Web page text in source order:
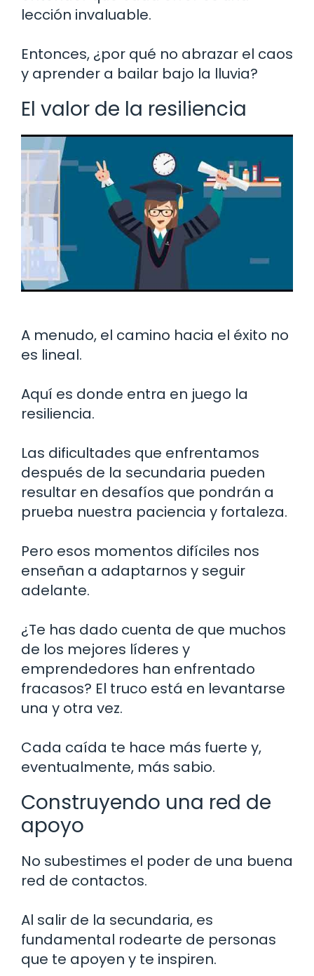
lección invaluable.
Entonces, ¿por qué no abrazar el caos
y aprender a bailar bajo la lluvia?
El valor de la resiliencia
A menudo, el camino hacia el éxito no
es lineal.
Aquí es donde entra en juego la
resiliencia.
Las dificultades que enfrentamos
después de la secundaria pueden
resultar en desafíos que pondrán a
prueba nuestra paciencia y fortaleza.
Pero esos momentos difíciles nos
enseñan a adaptarnos y seguir
adelante.
¿Te has dado cuenta de que muchos
de los mejores líderes y
emprendedores han enfrentado
fracasos? El truco está en levantarse
una y otra vez.
Cada caída te hace más fuerte y,
eventualmente, más sabio.
Construyendo una red de
apoyo
No subestimes el poder de una buena
red de contactos.
Al salir de la secundaria, es
fundamental rodearte de personas
que te apoyen y te inspiren.